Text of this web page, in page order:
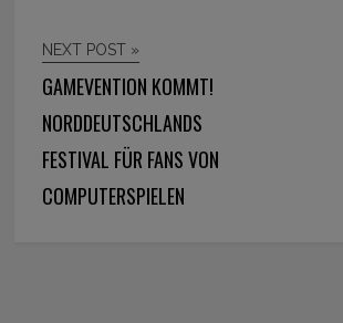
NEXT POST »
GAMEVENTION KOMMT!
NORDDEUTSCHLANDS
FESTIVAL FÜR FANS VON
COMPUTERSPIELEN